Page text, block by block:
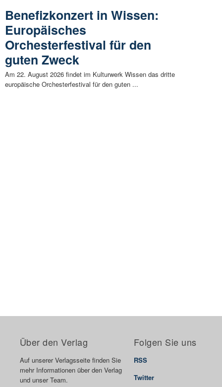
Benefizkonzert in Wissen:
Europäisches
Orchesterfestival für den
guten Zweck
Am 22. August 2026 findet im Kulturwerk Wissen das dritte
europäische Orchesterfestival für den guten ...
Über den Verlag
Auf unserer Verlagsseite finden Sie
mehr Informationen über den Verlag
und unser Team.
Folgen Sie uns
RSS
Twitter